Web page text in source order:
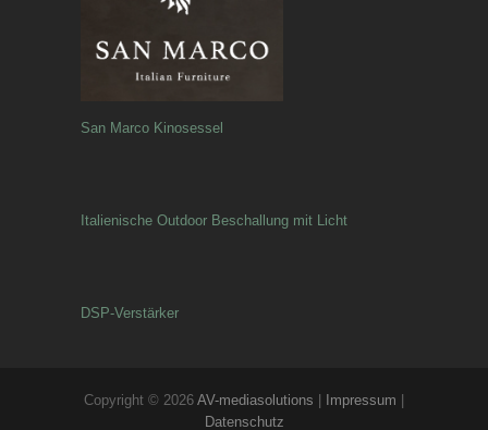
San Marco Kinosessel
Italienische Outdoor Beschallung mit Licht
DSP-Verstärker
Copyright © 2026 AV-mediasolutions Impressum
Datenschutz